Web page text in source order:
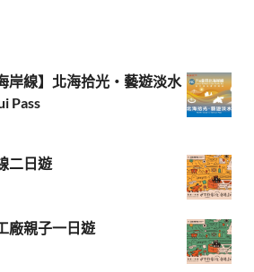
岸線】北海拾光・藝遊淡水
Pass
二日遊
廠親子一日遊